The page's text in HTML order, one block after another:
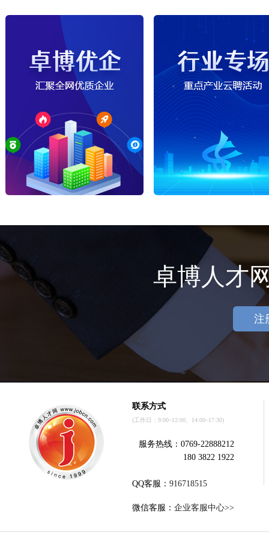
卓博人才
注
联系方式
(工作日：9:00~12:00、14:00~17:30)
服务热线：0769-22888212
180 3822 1922
QQ客服： 916718515
微信客服： 企业客服中心>>